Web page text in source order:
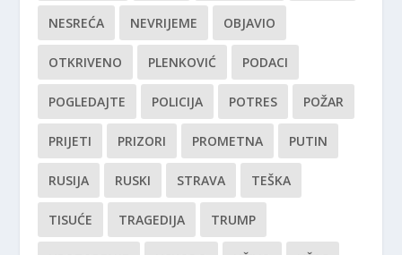
NESREĆA NEVRIJEME OBJAVIO
OTKRIVENO PLENKOVIĆ PODACI
POGLEDAJTE POLICIJA POTRES POŽAR
PRIJETI PRIZORI PROMETNA PUTIN
RUSIJA RUSKI STRAVA TEŠKA
TISUĆE TRAGEDIJA TRUMP